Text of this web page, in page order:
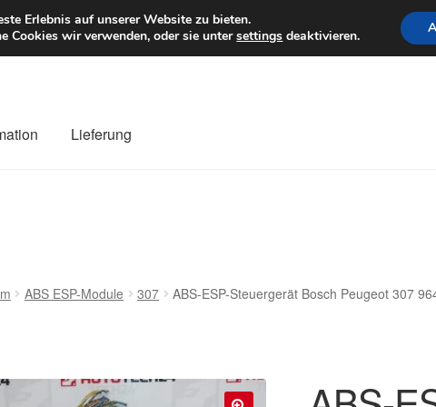
EUR Mo–Fr 9–16
Lieferung
ABS ESP-Module 307 ABS-ESP-Steuergerät Bosch Peugeot 307
Erlebnis auf unserer Website zu bieten.
Cookies wir verwenden, oder sie untersettings deaktivieren.